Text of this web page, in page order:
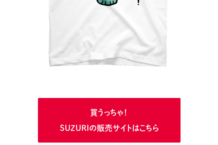
買うっちゃ！
SUZURIの販売サイトはこちら